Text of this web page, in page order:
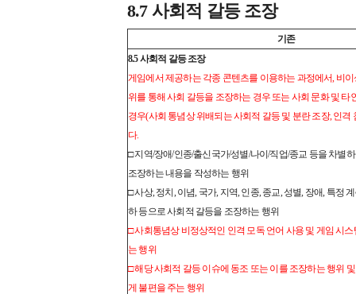
8.7 사회적 갈등 조장
기존
8.5 사회적 갈등 조장
게임에서 제공하는 각종 콘텐츠를 이용하는 과정에서, 비
위를 통해 사회 갈등을 조장하는 경우 또는 사회 문화 및 타
경우(사회 통념상 위배되는 사회적 갈등 및 분란 조장, 인격
다.
□ 지역/장애/인종/출신국가/성별/나이/직업/종교 등을 차별
조장하는 내용을 작성하는 행위
□ 사상, 정치, 이념, 국가, 지역, 인종, 종교, 성별, 장애, 특정
하 등으로 사회적 갈등을 조장하는 행위
□ 사회통념상 비정상적인 인격 모독 언어 사용 및 게임 시
는 행위
□ 해당 사회적 갈등 이슈에 동조 또는 이를 조장하는 행위
게 불편을 주는 행위